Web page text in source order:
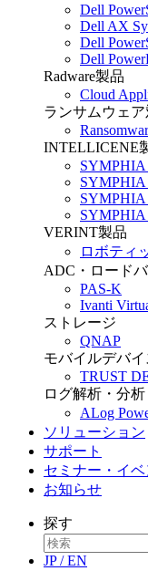
Dell
Dell AX
Dell
Dell
Radware製品
Cloud
ランサムウェ
INTELLICENE
SYMPHIA
SYMPHIA
SYMPHIA
SYMPHIA
VERINT製品
ロボティ
ADC・ロード
PAS-K
Ivanti
ストレージ
QNAP
モバイルデバ
TRUST
ログ解析・分析
ALog
ソリューション
サポート
セミナー・イベ
お知らせ
探す
JP/EN